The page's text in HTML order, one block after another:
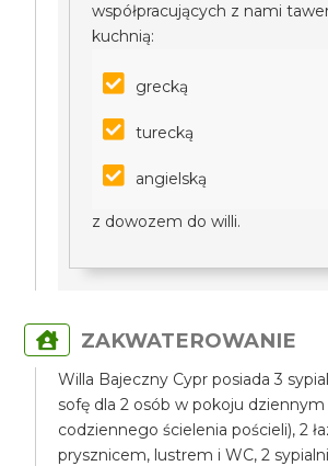
współpracujących z nami
kuchnią:
grecką
turecką
angielską
z dowozem do willi.
ZAKWATEROWANIE
Willa Bajeczny Cypr posiada 3
sofę dla 2 osób w pokoju
codziennego ścielenia pościeli), 2
prysznicem, lustrem i WC, 2